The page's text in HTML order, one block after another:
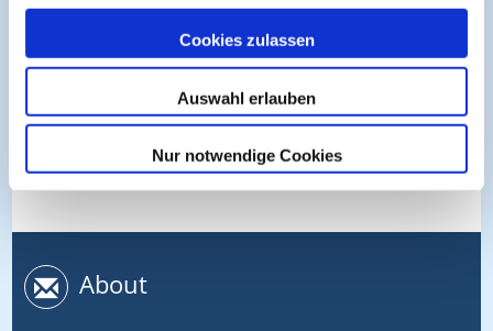
Cookies zulassen
Auswahl erlauben
Nur notwendige Cookies
Chirurgie Ernährungsmedizin
Hämatologie & Onkologie Interdisziplinär
Radiologie & Nuklearmedizin
About